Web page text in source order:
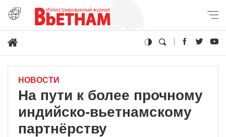
НОВОСТИ
На пути к более прочному
индийско-вьетнамскому
партнёрству